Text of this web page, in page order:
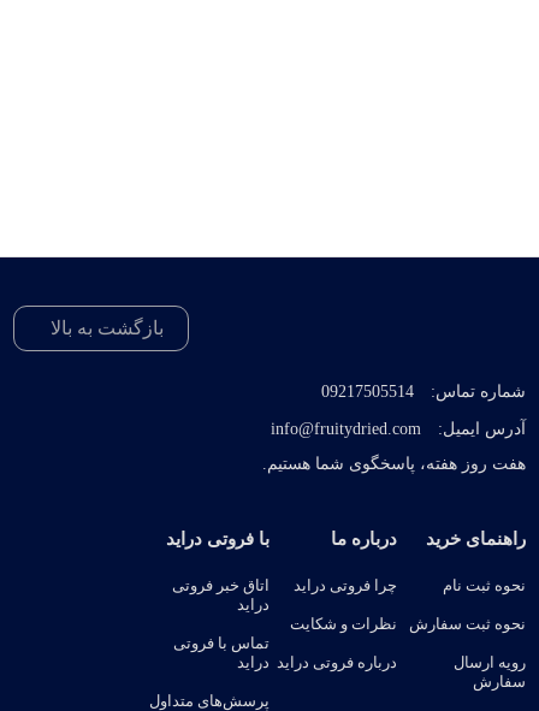
بازگشت به بالا
شماره تماس: 09217505514
آدرس ایمیل:
info@fruitydried.com
هفت روز هفته، پاسخگوی شما هستیم.
راهنمای خرید
نحوه ثبت نام
نحوه ثبت سفارش
رویه ارسال
سفارش
درباره ما
چرا فروتی دراید
نظرات و شکایت
درباره فروتی دراید
با فروتی دراید
اتاق خبر فروتی
دراید
تماس با فروتی
دراید
پرسش‌های متداول